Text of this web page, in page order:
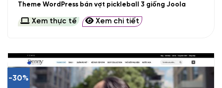
Theme WordPress bán vợt pickleball 3 giống Joola
Xem thực tế Xem chi tiết
-30%